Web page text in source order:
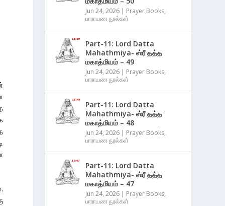
Jun 24, 2026 | Prayer Books,
பாராயண நூல்கள்
Part-11: Lord Datta
Mahathmiya- ஸ்ரீ தத்த
மகாத்மியம் – 49
Jun 24, 2026 | Prayer Books,
பாராயண நூல்கள்
Part-11: Lord Datta
Mahathmiya- ஸ்ரீ தத்த
மகாத்மியம் – 48
Jun 24, 2026 | Prayer Books,
பாராயண நூல்கள்
Part-11: Lord Datta
Mahathmiya- ஸ்ரீ தத்த
மகாத்மியம் – 47
Jun 24, 2026 | Prayer Books,
பாராயண நூல்கள்